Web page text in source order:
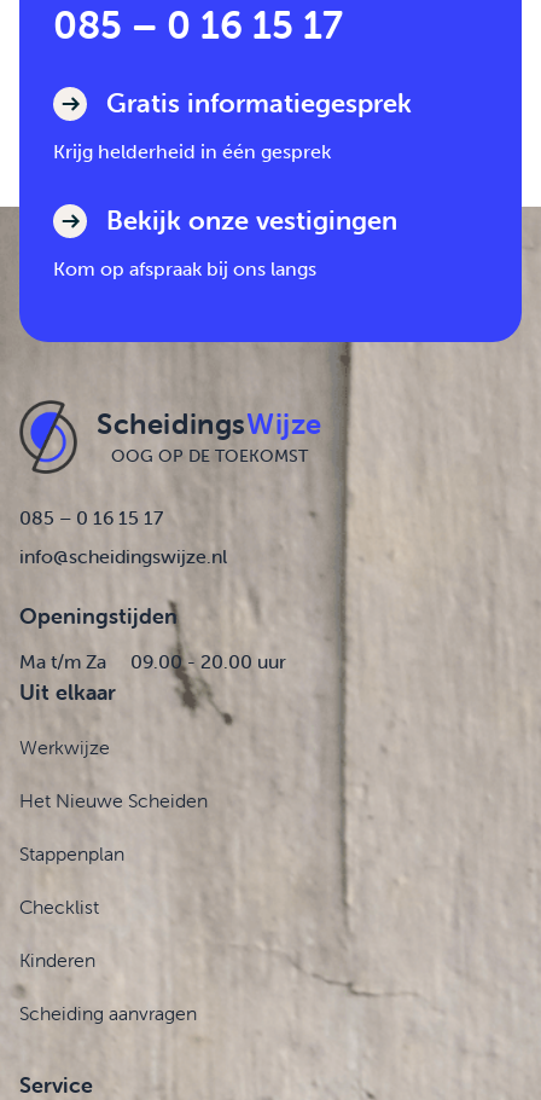
085 – 0 16 15 17
Gratis informatiegesprek
Krijg helderheid in één gesprek
Bekijk onze vestigingen
Kom op afspraak bij ons langs
ScheidingsWijze
OOG OP DE TOEKOMST
085 – 0 16 15 17
info@scheidingswijze.nl
Openingstijden
Ma t/m Za 09.00 - 20.00 uur
Uit elkaar
Werkwijze
Het Nieuwe Scheiden
Stappenplan
Checklist
Kinderen
Scheiding aanvragen
Service